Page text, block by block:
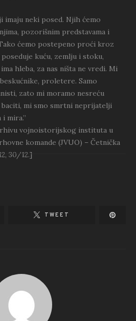
imaju neki posed. Njih ćemo
pozorišnim predstavama i
ćemo postepeno proći kroz
kuću, zemlju i stoku,
hleba, za nas ništa ne vredi. Mi
proletere. Samo
zato mi moramo nesreću
mi smo smrtni neprijatelji
mira.”
vojnoistorijskog instituta u
komande (JVUO) – Četnička
30/12.]
TWEET